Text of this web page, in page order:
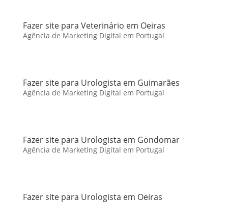
Fazer site para Veterinário em Oeiras
Agência de Marketing Digital em Portugal
Fazer site para Urologista em Guimarães
Agência de Marketing Digital em Portugal
Fazer site para Urologista em Gondomar
Agência de Marketing Digital em Portugal
Fazer site para Urologista em Oeiras